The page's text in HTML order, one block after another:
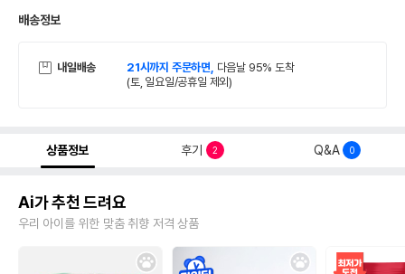
배송정보
내일배송 21시까지 주문하면, 다음날 95% 도착
(토, 일요일/공휴일 제외)
상품정보 후기 2 Q&A 0
Ai가 추천 드려요
우리 아이를 위한 맞춤 취향 저격 상품